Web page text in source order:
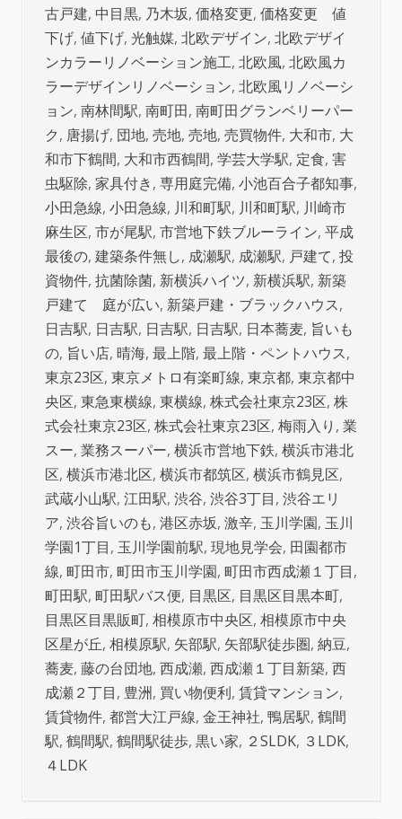
古戸建, 中目黒, 乃木坂, 価格変更, 価格変更 値
下げ, 値下げ, 光触媒, 北欧デザイン, 北欧デザイ
ンカラーリノベーション施工, 北欧風, 北欧風カ
ラーデザインリノベーション, 北欧風リノベーシ
ョン, 南林間駅, 南町田, 南町田グランベリーパー
ク, 唐揚げ, 団地, 売地, 売地, 売買物件, 大和市, 大
和市下鶴間, 大和市西鶴間, 学芸大学駅, 定食, 害
虫駆除, 家具付き, 専用庭完備, 小池百合子都知事,
小田急線, 小田急線, 川和町駅, 川和町駅, 川崎市
麻生区, 市が尾駅, 市営地下鉄ブルーライン, 平成
最後の, 建築条件無し, 成瀬駅, 成瀬駅, 戸建て, 投
資物件, 抗菌除菌, 新横浜ハイツ, 新横浜駅, 新築
戸建て 庭が広い, 新築戸建・ブラックハウス,
日吉駅, 日吉駅, 日吉駅, 日吉駅, 日本蕎麦, 旨いも
の, 旨い店, 晴海, 最上階, 最上階・ペントハウス,
東京23区, 東京メトロ有楽町線, 東京都, 東京都中
央区, 東急東横線, 東横線, 株式会社東京23区, 株
式会社東京23区, 株式会社東京23区, 梅雨入り , 業
スー, 業務スーパー, 横浜市営地下鉄, 横浜市港北
区, 横浜市港北区, 横浜市都筑区, 横浜市鶴見区,
武蔵小山駅, 江田駅, 渋谷, 渋谷3丁目, 渋谷エリ
ア, 渋谷旨いのも, 港区赤坂, 激辛, 玉川学園, 玉川
学園1丁目, 玉川学園前駅, 現地見学会, 田園都市
線, 町田市, 町田市玉川学園, 町田市西成瀬１丁目,
町田駅, 町田駅バス便, 目黒区, 目黒区目黒本町,
目黒区目黒販町, 相模原市中央区, 相模原市中央
区星が丘, 相模原駅, 矢部駅, 矢部駅徒歩圏, 納豆,
蕎麦, 藤の台団地, 西成瀬, 西成瀬１丁目新築, 西
成瀬２丁目, 豊洲, 買い物便利, 賃貸マンション,
賃貸物件, 都営大江戸線, 金王神社, 鴨居駅, 鶴間
駅, 鶴間駅, 鶴間駅徒歩, 黒い家, ２SLDK, ３LDK,
４LDK